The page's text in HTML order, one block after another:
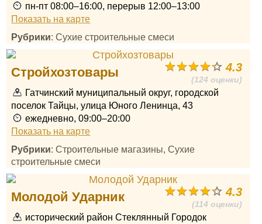
пн-пт 08:00–16:00, перерыв 12:00–13:00
Показать на карте
Рубрики: Сухие строительные смеси
4.3
(124 оценки)
Стройхозтовары
Гатчинский муниципальный округ, городской
поселок Тайцы, улица Юного Ленинца, 43
ежедневно, 09:00–20:00
Показать на карте
Рубрики: Строительные магазины, Сухие
строительные смеси
4.3
(114 оценки)
Молодой Ударник
исторический район Стеклянный Городок